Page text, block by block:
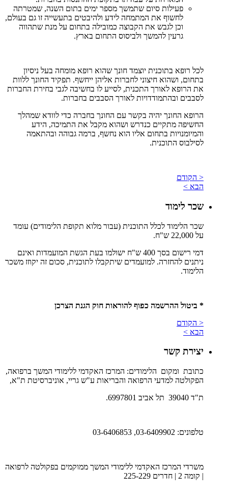
פעילות סיום שתמשך מספר ימים בתום השנה, שמטרתה
לחשוף את המתמחה לידע ולהיבטים בתעשייה זו גם בעולם,
וכן לגבש את הקבוצה כמובילה בתחום על מנת שתהווה
גרעין להמשך ולביסוס התחום בארץ.
לכל רופא בתוכנית יוצמד חונך שהוא רופא מומחה בעל ניסיון
בתחום, ושהוא חיצוני לחברות אליהן ייחשף. תפקיד החונך ללוות
את הרופא לאורך התכנית, לסייע לו בחשיבה לגבי בחירת החברות
לסבבים ובהתמודדויות לאורך הסבבים בחברות.
הרופא החונך יהיה בקשר עם החונך בחברה כדי לוודא שמהלך
החשיפה מתקיים כנדרש ושהוא מקבל את התמיכה, הידע
והמיומנויות בתחום אליו הוא נחשף, ברמה גבוהה ובהתאמה
לסילבוס התוכנית.
< הקודם
הבא >
שכר לימוד
שכר הלימוד לכלל התוכנית (עבור מלוא תקופת הלימודים) עומד
על 22,000 ש"ח.
דמי רישום בסך 400 ש"ח ישולמו בעת הגשת המועמדות ואינם
ניתנים להחזרה. למועמדים שיתקבלו לתוכנית, סכום זה יקוזז משכר
הלימוד.
* ביטול ההרשמה כפוף להוראות חוק הגנת הצרכן
< הקודם
הבא >
יצירת קשר
כתובת ומקום הלימודים: המרכז האקדמי ללימודי המשך ברפואה,
הפקולטה למדעי הרפואה והבריאות ע"ש גריי, אוניברסיטת ת"א,
ת"ד 39040 תל אביב 6997801.
טלפונים: 03-6409902, 03-6406853
משרדי המרכז האקדמי ללימודי המשך ממוקמים בפקולטה לרפואה
| קומה 2 | חדרים 225-229